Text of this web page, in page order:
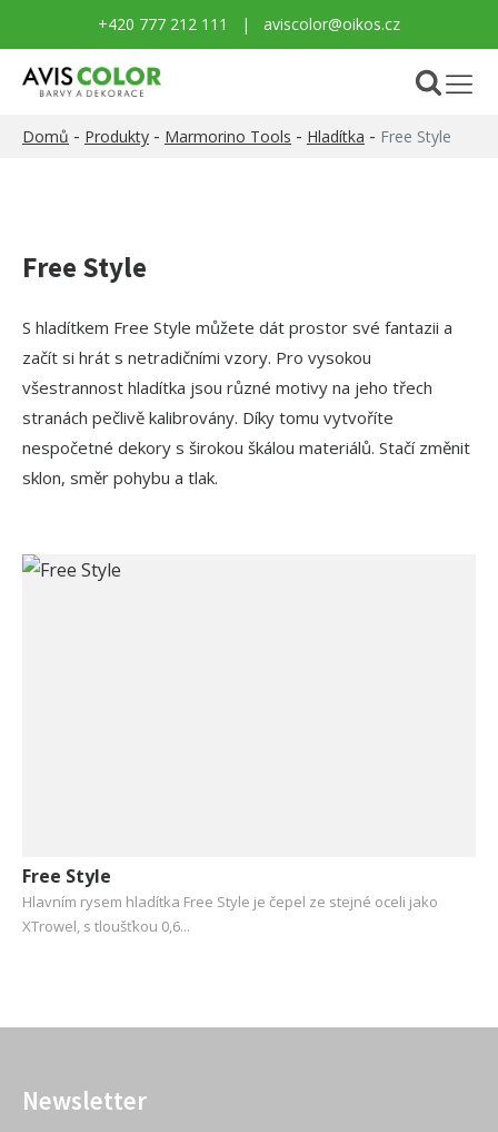
+420 777 212 111 | aviscolor@oikos.cz
Domů - Produkty - Marmorino Tools - Hladítka - Free Style
Free Style
S hladítkem Free Style můžete dát prostor své fantazii a
začít si hrát s netradičními vzory. Pro vysokou
všestrannost hladítka jsou různé motivy na jeho třech
stranách pečlivě kalibrovány. Díky tomu vytvoříte
nespočetné dekory s širokou škálou materiálů. Stačí změnit
sklon, směr pohybu a tlak.
Free Style
Hlavním rysem hladítka Free Style je čepel ze stejné oceli jako
XTrowel, s tloušťkou 0,6...
Newsletter